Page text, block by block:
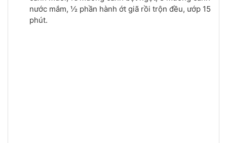
nước mắm, ½ phần hành ớt giã rồi trộn đều, ướp 15
phút.